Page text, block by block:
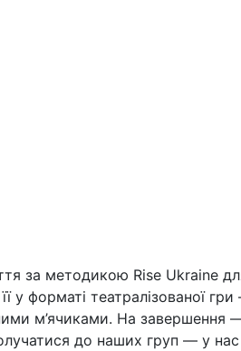
за методикою Rise Ukraine
у форматі театралізованої
м’ячиками. На завершення
до наших груп — у нас